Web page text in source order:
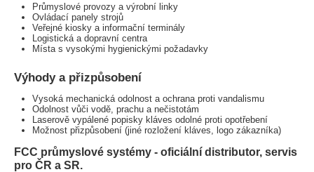
Průmyslové provozy a výrobní linky
Ovládací panely strojů
Veřejné kiosky a informační terminály
Logistická a dopravní centra
Místa s vysokými hygienickými požadavky
Výhody a přizpůsobení
Vysoká mechanická odolnost a ochrana proti vandalismu
Odolnost vůči vodě, prachu a nečistotám
Laserově vypálené popisky kláves odolné proti opotřebení
Možnost přizpůsobení (jiné rozložení kláves, logo zákazníka)
FCC průmyslové systémy - oficiální distributor, servis
pro ČR a SR.